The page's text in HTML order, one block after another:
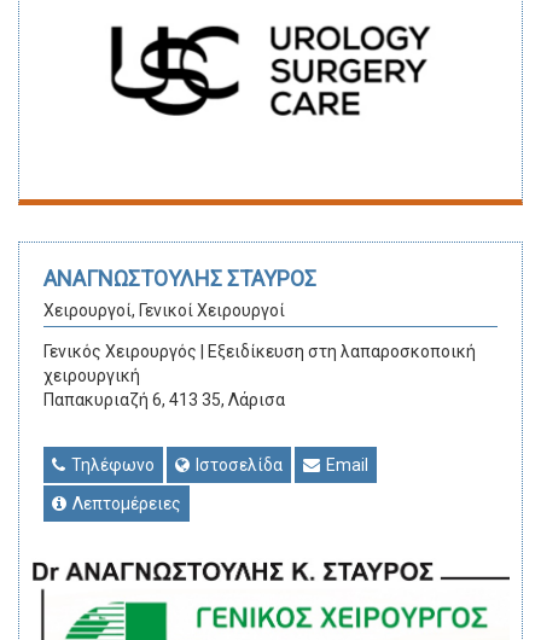
ΑΝΑΓΝΩΣΤΟΥΛΗΣ ΣΤΑΥΡΟΣ
Χειρουργοί, Γενικοί Χειρουργοί
Γενικός Χειρουργός | Εξειδίκευση στη λαπαροσκοποική
χειρουργική
Παπακυριαζή 6, 413 35, Λάρισα
Τηλέφωνο Ιστοσελίδα
Email
Λεπτομέρειες